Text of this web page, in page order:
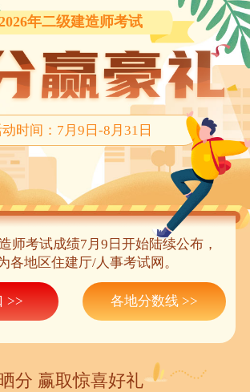
年二级建造师考试
时间：7月9日-8月31日
师考试成绩7月9日开始陆续公布，
各地区住建厅/人事考试网。
>> 各地分数线 >>
分 赢取惊喜好礼